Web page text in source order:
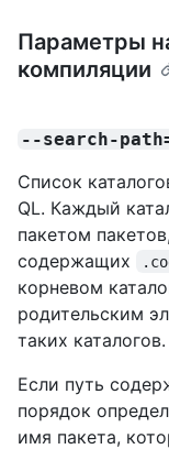
Параметры
компиляции
--search-
Список
QL. Каждый
пакетом пакетов,
содержащих
корневом
родительским
таких каталогов.
Если путь
порядок
имя пакета,